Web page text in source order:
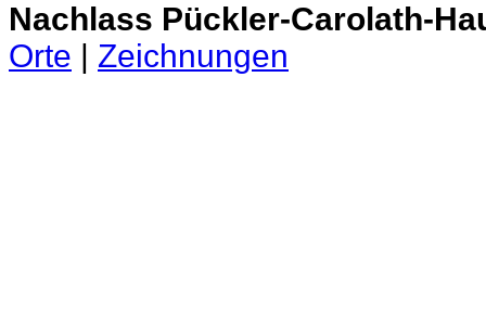
Nachlass Pückler-Carolath-
Orte
Zeichnungen